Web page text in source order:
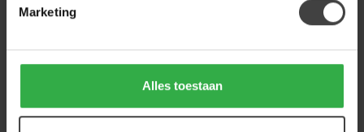
Marketing
Alles toestaan
WOONSTIJL
Kaptafel tweak met 2
Deze kaptafel 'tweak' is